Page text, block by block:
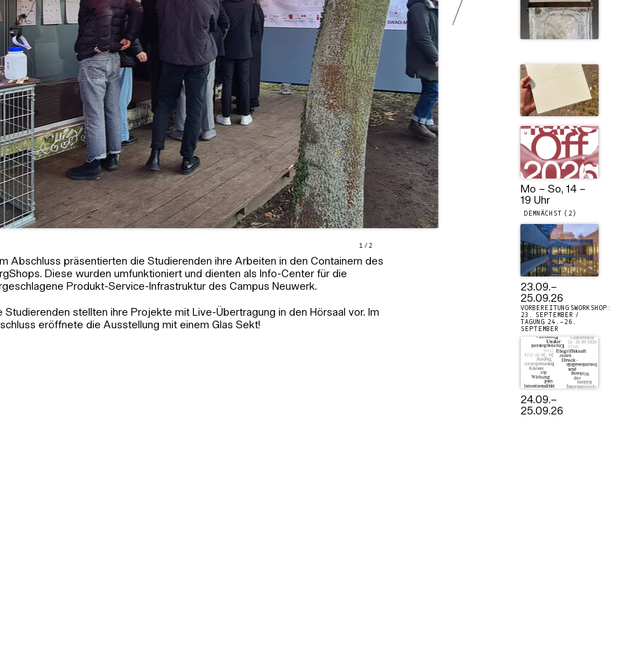
1 / 2
Abschluss präsentierten die Studierenden ihre Arbeiten in den Containern des
Diese wurden umfunktioniert und dienten als Info-Center für die
Produkt-Service-Infrastruktur des Campus Neuwerk.
Studierenden stellten ihre Projekte mit Live-Übertragung in den Hörsaal vor. Im
eröffnete die Ausstellung mit einem Glas Sekt!
Mo – So, 14 –
19 Uhr
DEMNÄCHST (2)
23.09.–
25.09.26
VORBEREITUNGSWORKSHOP:
23. SEPTEMBER /
TAGUNG 24.–26.
SEPTEMBER
24.09.–
25.09.26